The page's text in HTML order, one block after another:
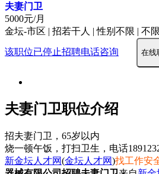
夫妻门卫
5000元/月
金坛-市区 | 招若干人 | 性别不限 | 不
该职位已停止招聘电话咨询 在线
夫妻门卫职位介绍
招夫妻门卫，65岁以内
烧一顿午饭，打扫卫生，电话
新金坛人才网(金坛人才网)找工作安